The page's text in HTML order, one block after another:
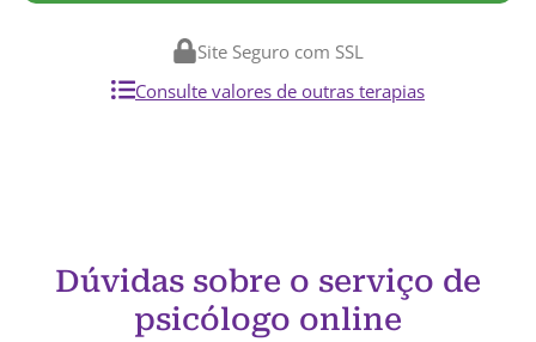
Site Seguro com SSL
Consulte valores de outras terapias
Dúvidas sobre o serviço de
psicólogo online